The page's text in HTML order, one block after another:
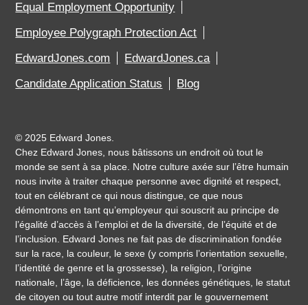
Equal Employment Opportunity
Employee Polygraph Protection Act
EdwardJones.com
EdwardJones.ca
Candidate Application Status
Blog
© 2025 Edward Jones.
Chez Edward Jones, nous bâtissons un endroit où tout le
monde se sent à sa place. Notre culture axée sur l’être humain
nous invite à traiter chaque personne avec dignité et respect,
tout en célébrant ce qui nous distingue, ce que nous
démontrons en tant qu’employeur qui souscrit au principe de
l’égalité d’accès à l’emploi et de la diversité, de l’équité et de
l’inclusion. Edward Jones ne fait pas de discrimination fondée
sur la race, la couleur, le sexe (y compris l’orientation sexuelle,
l’identité de genre et la grossesse), la religion, l’origine
nationale, l’âge, la déficience, les données génétiques, le statut
de citoyen ou tout autre motif interdit par le gouvernement